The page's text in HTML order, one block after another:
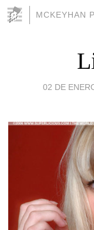
MCKEYHAN
02 DE